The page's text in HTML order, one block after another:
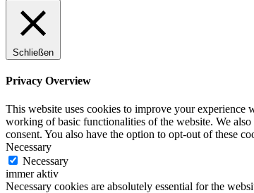
Schließen
Privacy Overview
This website uses cookies to improve your experience
working of basic functionalities of the website. We
consent. You also have the option to opt-out of these
Necessary
Necessary
immer aktiv
Necessary cookies are absolutely essential for the